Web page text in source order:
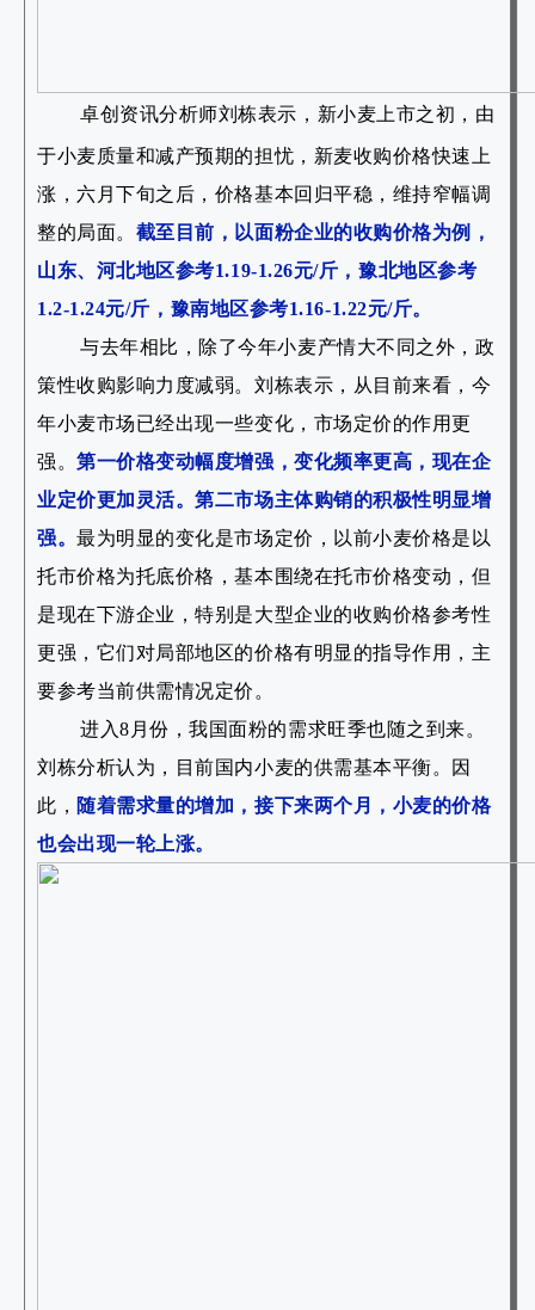
卓创资讯分析师刘栋表示， 新小麦上市之初，由
于小麦质量和减产预期的担忧，新麦收购价格快速上
涨，六月下旬之后，价格基本回归平稳，维持窄幅调
整的局面。 截至目前，以面粉企业的收购价格为例，
山东、河北地区参考1.19-1.26元/斤，豫北地区参考
1.2-1.24元/斤，豫南地区参考1.16-1.22元/斤。
与去年相比，除了今年小麦产情大不同之外，政
策性收购影响力度减弱。刘栋表示，从目前来看，今
年小麦市场已经出现一些变化，市场定价的作用更
强。第一价格变动幅度增强，变化频率更高，现在企
业定价更加灵活。第二市场主体购销的积极性明显增
强。最为明显的变化是市场定价，以前小麦价格是以
托市价格为托底价格，基本围绕在托市价格变动，但
是现在下游企业，特别是大型企业的收购价格参考性
更强，它们对局部地区的价格有明显的指导作用，主
要参考当前供需情况定价。
进入8月份，我国面粉的需求旺季也随之到来。
刘栋分析认为，目前国内小麦的供需基本平衡。因
此， 随着需求量的增加，接下来两个月，小麦的价格
也会出现一轮上涨。